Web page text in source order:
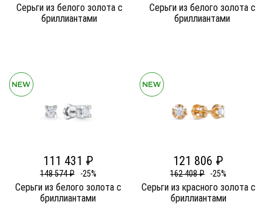
Серьги из белого золота c
бриллиантами
Серьги из белого золота c
бриллиантами
111 431 ₽
148 574 ₽ -25%
Серьги из белого золота c
бриллиантами
121 806 ₽
162 408 ₽ -25%
Серьги из красного золота c
бриллиантами